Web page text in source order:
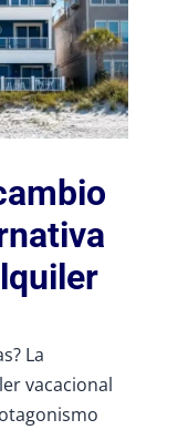
La
vacacional